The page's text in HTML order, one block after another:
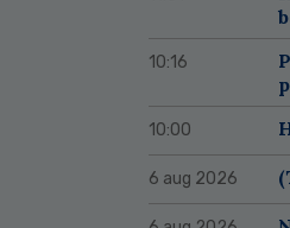
10:16
10:00
6 aug 2026